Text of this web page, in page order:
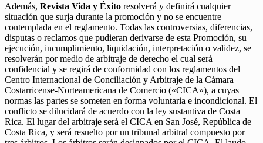
Además, Revista Vida y Éxito resolverá y definirá cualquier
situación que surja durante la promoción y no se encuentre
contemplada en el reglamento. Todas las controversias, diferencias,
disputas o reclamos que pudieran derivarse de esta Promoción, su
ejecución, incumplimiento, liquidación, interpretación o validez, se
resolverán por medio de arbitraje de derecho el cual será
confidencial y se regirá de conformidad con los reglamentos del
Centro Internacional de Conciliación y Arbitraje de la Cámara
Costarricense-Norteamericana de Comercio («CICA»), a cuyas
normas las partes se someten en forma voluntaria e incondicional. El
conflicto se dilucidará de acuerdo con la ley sustantiva de Costa
Rica. El lugar del arbitraje será el CICA en San José, República de
Costa Rica, y será resuelto por un tribunal arbitral compuesto por